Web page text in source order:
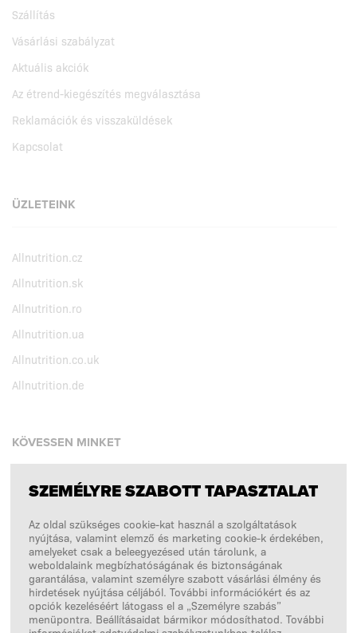
Szállítás
Vásárlási szabályzat
Aktuális akciók
Az étrend-kiegészítés megválasztása
Reklamációk és visszaküldések
Kapcsolat
ÜZLETEINK
Allnutrition.cz
Allnutrition.sk
Allnutrition.ro
Allnutrition.ua
Allnutrition.co.uk
Allnutrition.de
KÖVESSEN MINKET
Facebook
Instagram
Copyright © 2026SFD S. A.
A FIZETÉSEKET FELDOLGOZZA
SZEMÉLYRE SZABOTT TAPASZTALAT
Az oldal szükséges cookie-kat használ a szolgáltatások
nyújtása, valamint elemző és marketing cookie-k érdekében,
amelyeket csak a beleegyezésed után tárolunk, a
weboldalaink megbízhatóságának és biztonságának
garantálása, valamint személyre szabott vásárlási élmény és
hirdetések nyújtása céljából. További információkért és az
opciók kezeléséért látogass el a „Személyre szabás”
menüpontra. Beállításaidat bármikor módosíthatod. További